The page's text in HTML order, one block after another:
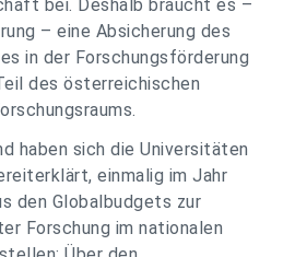
bei. Deshalb braucht es –
– eine Absicherung des
in der Forschungsförderung
des österreichischen
haben sich die Universitäten
einmalig im Jahr
den Globalbudgets zur
Forschung im nationalen